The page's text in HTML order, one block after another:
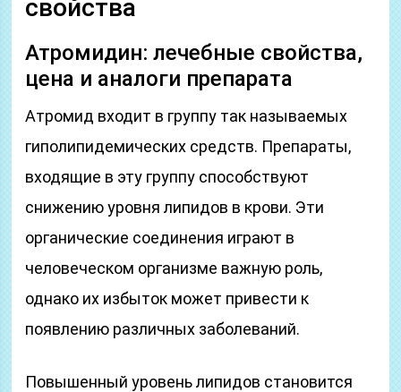
свойства
Атромидин: лечебные свойства,
цена и аналоги препарата
Атромид входит в группу так называемых
гиполипидемических средств. Препараты,
входящие в эту группу способствуют
снижению уровня липидов в крови. Эти
органические соединения играют в
человеческом организме важную роль,
однако их избыток может привести к
появлению различных заболеваний.
Повышенный уровень липидов становится